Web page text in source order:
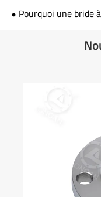
améliorer la sécurité
Pourquoi une bride